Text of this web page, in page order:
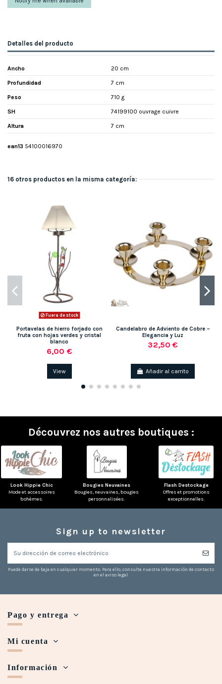
Detalles del producto
Ancho 20 cm
Profundidad 7 cm
Peso 710 g
SH 74199100 ouvrage cuivre
Altura 7 cm
ean13 54100016970
16 otros productos en la misma categoría:
Fuera de stock
Portavelas de hierro forjado con
fruta con hojas verdes y cristal
blanco
6,00 €
View
Candelabro de Adviento de Cobre –
Elegancia y Luz
32,50 €
Añadir al carrito
Découvrez nos autres boutiques :
Look Hippie Chic
Mode et accessoires
bohèmes.
Bougies Neuvaines
Bougies, neuvaines, bougies
personnalisées.
Flash Destockage
Offres et promotions
exceptionnelles.
Sign up to newsletter
Puede darse de baja en cualquier momento. Para ello, consulte nuestra información de contacto
en el aviso legal.
Pago y entrega
Mi cuenta
Información